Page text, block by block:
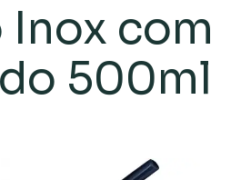
com
500ml